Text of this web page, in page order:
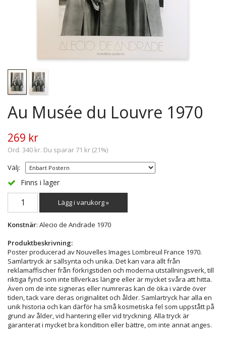
Au Musée du Louvre 1970
269 kr
Ord. 340 kr. Du sparar 71 kr (21%)
Välj:
Finns i lager
Lägg i varukorg »
Konstnär: Alecio de Andrade 1970
Produktbeskrivning:
Poster producerad av Nouvelles Images Lombreuil France 1970.
Samlartryck är sällsynta och unika. Det kan vara allt från
reklamaffischer från förkrigstiden och moderna utställningsverk, till
riktiga fynd som inte tillverkas längre eller är mycket svåra att hitta.
Även om de inte signeras eller numreras kan de öka i värde över
tiden, tack vare deras originalitet och ålder. Samlartryck har alla en
unik historia och kan därför ha små kosmetiska fel som uppstått på
grund av ålder, vid hantering eller vid tryckning. Alla tryck är
garanterat i mycket bra kondition eller bättre, om inte annat anges.